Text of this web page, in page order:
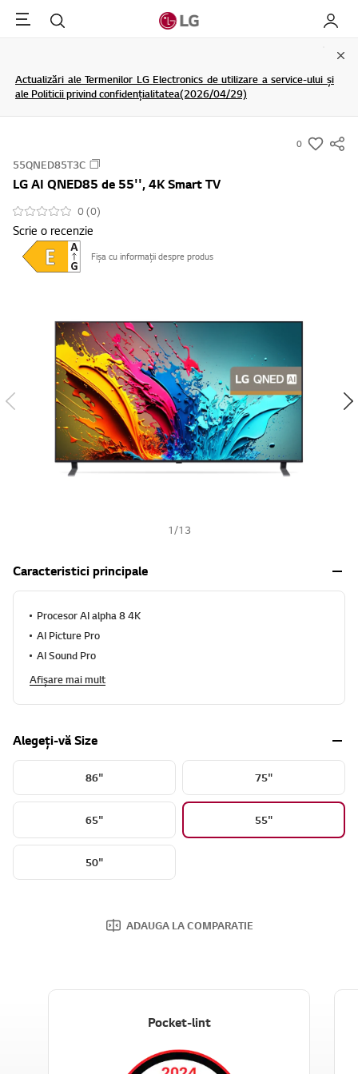
Menu Cautare My LG
Actualizări ale Termenilor LG Electronics de utilizare a service-ului și
ale Politicii privind confidențialitatea(2026/04/29)
0
s
55QNED85T3C
LG AI QNED85 de 55'', 4K Smart TV
0 (0)
Scrie o recenzie
Fișa cu informații despre produs
1 /13
Caracteristici principale
Procesor AI alpha 8 4K
AI Picture Pro
AI Sound Pro
Afișare mai mult
Alegeți-vă Size
86" 75"
65" 55"
50"
ADAUGA LA COMPARATIE
Pocket-lint